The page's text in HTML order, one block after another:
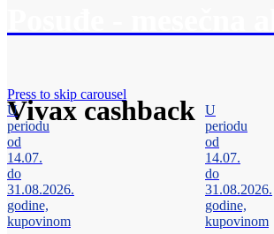
Vivax cashback
Press to skip carousel
U
periodu
od
14.07.
do
31.08.2026.
godine,
kupovinom
U
periodu
od
14.07.
do
31.08.2026.
godine,
kupovinom